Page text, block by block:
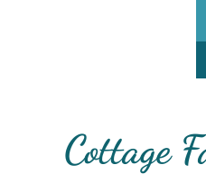
Cottage